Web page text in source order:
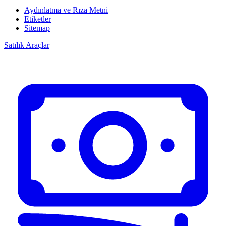
Aydınlatma ve Rıza Metni
Etiketler
Sitemap
Satılık Araçlar